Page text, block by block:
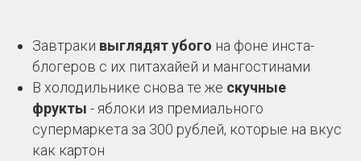
Завтраки выглядят убого на фоне инста-
блогеров с их питахайей и мангостинами
В холодильнике снова те же скучные
фрукты - яблоки из премиального
супермаркета за 300 рублей, которые на вкус
как картон